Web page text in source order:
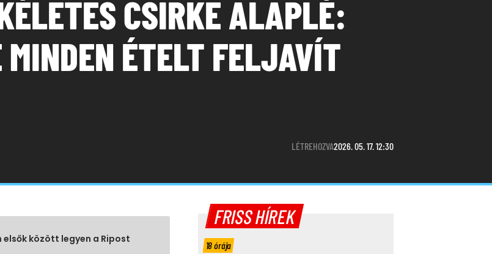
CSIRKE ALAPLÉ:
MINDEN ÉTELT FELJAVÍT
LÉTREHOZVA2026. 05. 17. 12:30
között legyen a Ripost
FRISS HÍREK
18 órája